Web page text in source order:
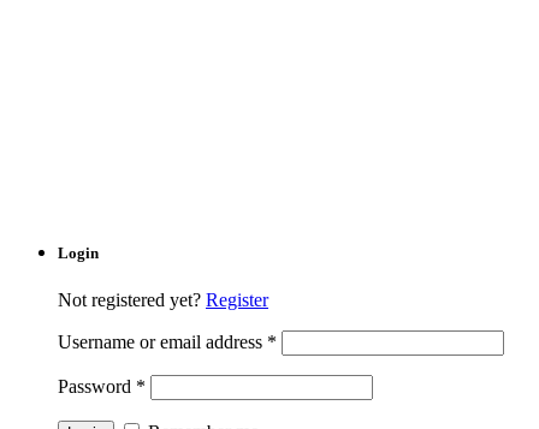
Login
Not registered yet? Register
Username or email address *
Password *